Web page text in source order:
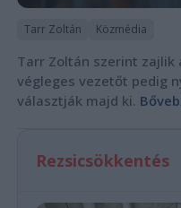
Tarr Zoltán Közmédia
Tarr Zoltán szerint zajlik
végleges vezetőt pedig
választják majd ki.
Rezsicsökkentés